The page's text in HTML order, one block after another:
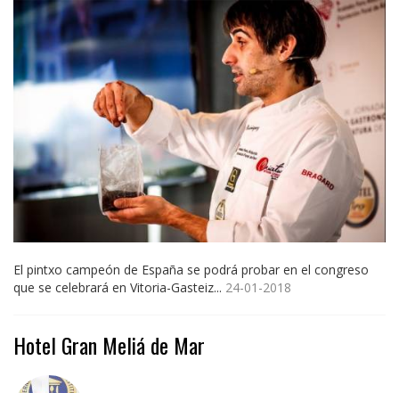
El pintxo campeón de España se podrá probar en el congreso
que se celebrará en Vitoria-Gasteiz... 24-01-2018
Hotel Gran Meliá de Mar